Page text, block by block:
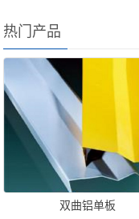
热门产品
双曲铝单板